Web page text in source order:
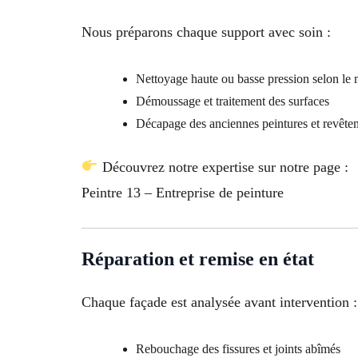
Nous préparons chaque support avec soin :
Nettoyage haute ou basse pression selon le
Démoussage et traitement des surfaces
Décapage des anciennes peintures et
Découvrez notre expertise sur notre page :
Peintre 13 – Entreprise de peinture
Réparation et remise en état
Chaque façade est analysée avant intervention :
Rebouchage des fissures et joints abîmés